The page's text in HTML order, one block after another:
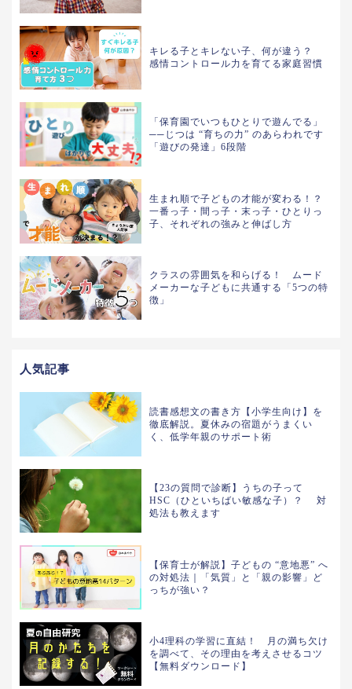
キレる子とキレない子、何が違う？
感情コントロール力を育てる家庭習慣
「保育園でいつもひとりで遊んでる」
──じつは “育ちの力” のあらわれです
「遊びの発達」6段階
生まれ順で子どもの才能が変わる！？
一番っ子・間っ子・末っ子・ひとりっ
子、それぞれの強みと伸ばし方
クラスの雰囲気を和らげる！ ムード
メーカーな子どもに共通する「5つの特
徴」
人気記事
読書感想文の書き方【小学生向け】を
徹底解説。夏休みの宿題がうまくい
く、低学年親のサポート術
【23の質問で診断】うちの子って
HSC（ひといちばい敏感な子）？ 対
処法も教えます
【保育士が解説】子どもの “意地悪” へ
の対処法｜「気質」と「親の影響」ど
っちが強い？
小4理科の学習に直結！ 月の満ち欠け
を調べて、その理由を考えさせるコツ
【無料ダウンロード】